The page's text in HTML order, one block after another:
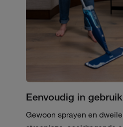
Eenvoudig in gebruik
Gewoon sprayen en